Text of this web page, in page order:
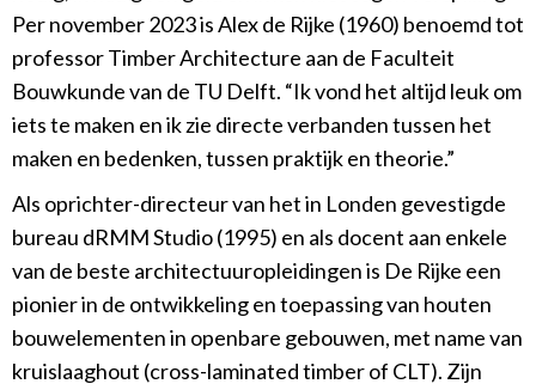
Per november 2023 is Alex de Rijke (1960) benoemd tot
professor Timber Architecture aan de Faculteit
Bouwkunde van de TU Delft. “Ik vond het altijd leuk om
iets te maken en ik zie directe verbanden tussen het
maken en bedenken, tussen praktijk en theorie.”
Als oprichter-directeur van het in Londen gevestigde
bureau dRMM Studio (1995) en als docent aan enkele
van de beste architectuuropleidingen is De Rijke een
pionier in de ontwikkeling en toepassing van houten
bouwelementen in openbare gebouwen, met name van
kruislaaghout (cross-laminated timber of CLT). Zijn